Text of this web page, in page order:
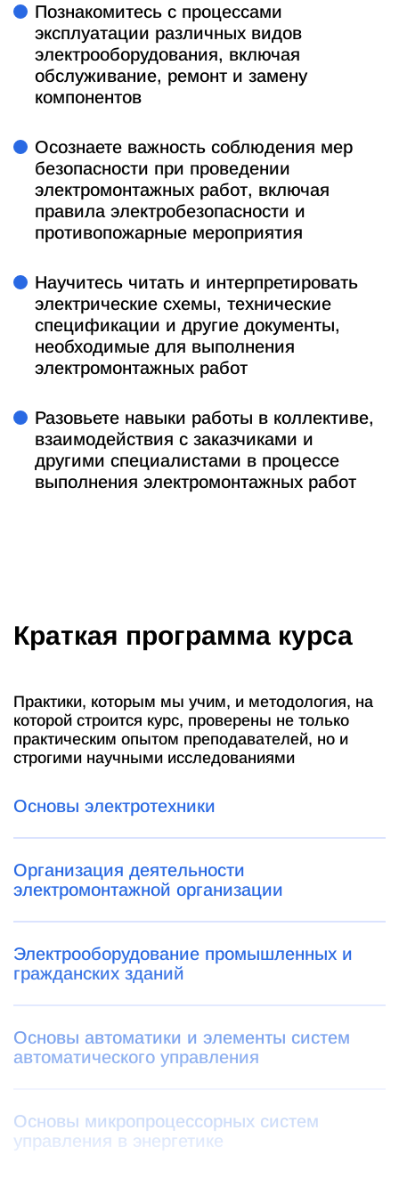
Познакомитесь с процессами
эксплуатации различных видов
электрооборудования, включая
обслуживание, ремонт и замену
компонентов
Осознаете важность соблюдения мер
безопасности при проведении
электромонтажных работ, включая
правила электробезопасности и
противопожарные мероприятия
Научитесь читать и интерпретировать
электрические схемы, технические
спецификации и другие документы,
необходимые для выполнения
электромонтажных работ
Разовьете навыки работы в коллективе,
взаимодействия с заказчиками и
другими специалистами в процессе
выполнения электромонтажных работ
Краткая программа курса
Практики, которым мы учим, и методология, на
которой строится курс, проверены не только
практическим опытом преподавателей, но и
строгими научными исследованиями
Основы электротехники
Организация деятельности
электромонтажной организации
Электрооборудование промышленных и
гражданских зданий
Основы автоматики и элементы систем
автоматического управления
Основы микропроцессорных систем
управления в энергетике